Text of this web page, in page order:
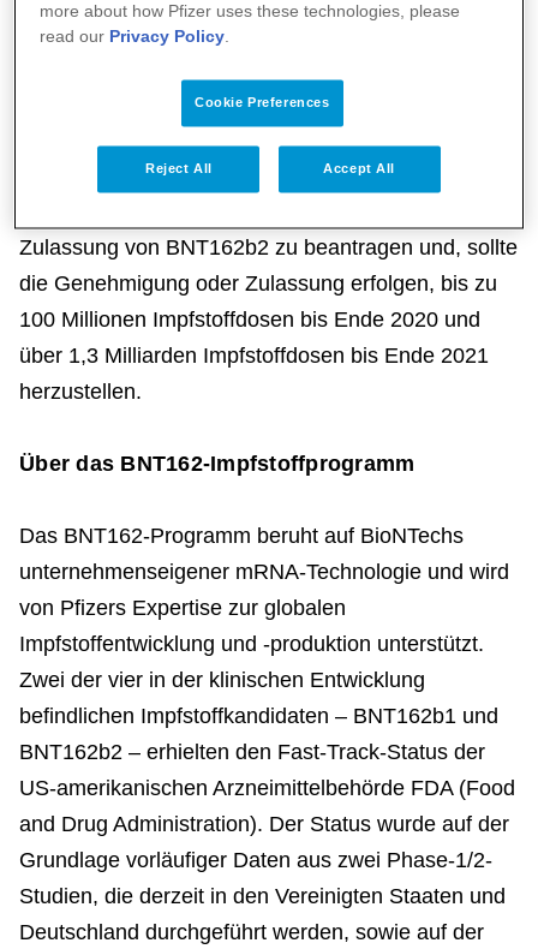
Der BNT162b2-Impfstoffkandidat befindet sich
keinem Land der Welt für den Gebrauch
zugelassen. Sollten die klinischen Studien
erfolgreich verlaufen, planen Pfizer und BioNTech
Zulassung von BNT162b2 zu beantragen und, sollte
die Genehmigung oder Zulassung erfolgen, bis zu
100 Millionen Impfstoffdosen bis Ende 2020 und
über 1,3 Milliarden Impfstoffdosen bis Ende 2021
herzustellen.
Über das BNT162-Impfstoffprogramm
Das BNT162-Programm beruht auf BioNTechs
unternehmenseigener mRNA-Technologie und wird
von Pfizers Expertise zur globalen
Impfstoffentwicklung und -produktion unterstützt.
Zwei der vier in der klinischen Entwicklung
befindlichen Impfstoffkandidaten – BNT162b1 und
BNT162b2 – erhielten den Fast-Track-Status der
US-amerikanischen Arzneimittelbehörde FDA (Food
and Drug Administration). Der Status wurde auf der
Grundlage vorläufiger Daten aus zwei Phase-1/2-
Studien, die derzeit in den Vereinigten Staaten und
Deutschland durchgeführt werden, sowie auf der
more about how Pfizer uses these technologies, please
read our Privacy Policy
Cookie Preferences
Reject All Accept All